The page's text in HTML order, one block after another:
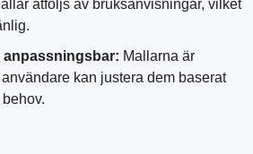
åtföljs av bruksanvisningar, vilket
anpassningsbar: Mallarna är
kan justera dem baserat